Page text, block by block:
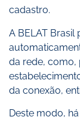
cadastro.
A BELAT
da rede, como,
da conexão,
Deste modo,